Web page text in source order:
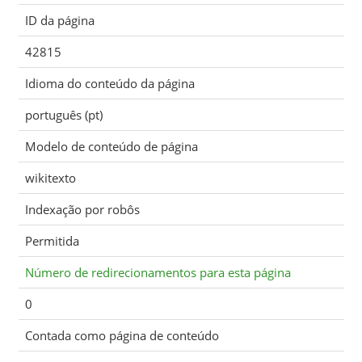
ID da página
42815
Idioma do conteúdo da página
português (pt)
Modelo de conteúdo de página
wikitexto
Indexação por robôs
Permitida
Número de redirecionamentos para esta página
0
Contada como página de conteúdo